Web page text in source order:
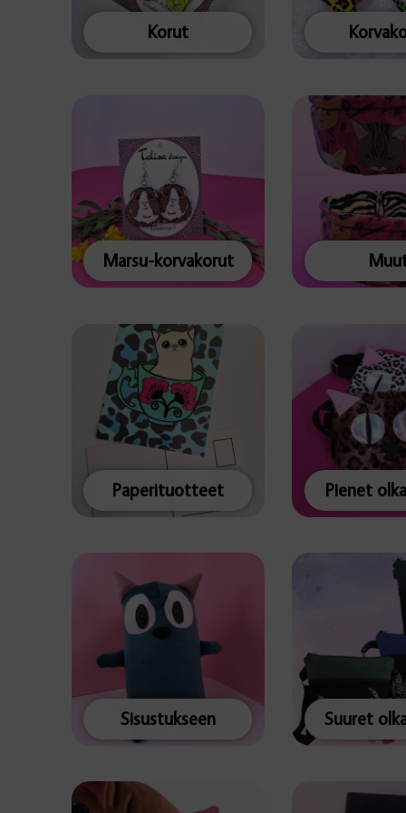
Korut
Marsu-korvakorut
Paperituotteet Pienet
Sisustukseen Suuret